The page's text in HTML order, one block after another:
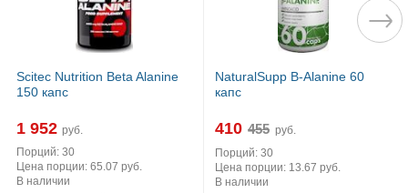
Scitec Nutrition Beta Alanine
150 капс
1 952 руб.
Порций: 30
Цена порции: 65.07 руб.
В наличии
NaturalSupp B-Alanine 60
капс
410
руб.
Порций: 30
Цена порции: 13.67 руб.
В наличии